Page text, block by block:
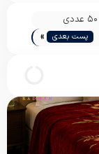
پست بعدی »